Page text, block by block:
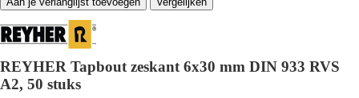
REYHER Tapbout zeskant 6x30 mm DIN 933 RVS
A2, 50 stuks